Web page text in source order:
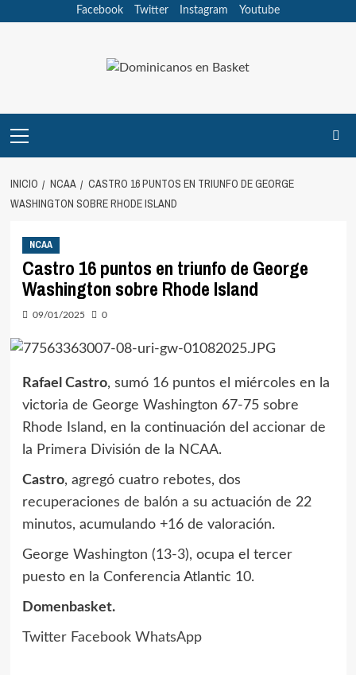
Facebook Twitter Instagram Youtube
principal
INICIO NCAA
CASTRO 16 PUNTOS EN TRIUNFO DE GEORGE
WASHINGTON SOBRE RHODE ISLAND
NCAA
Castro 16 puntos en triunfo de George
Washington sobre Rhode Island
09/01/2025 0
Rafael Castro, sumó 16 puntos el miércoles en la
victoria de George Washington 67-75 sobre
Rhode Island, en la continuación del accionar de
la Primera División de la NCAA.
Castro, agregó cuatro rebotes, dos
recuperaciones de balón a su actuación de 22
minutos, acumulando +16 de valoración.
George Washington (13-3), ocupa el tercer
puesto en la Conferencia Atlantic 10.
Domenbasket.
Twitter Facebook WhatsApp